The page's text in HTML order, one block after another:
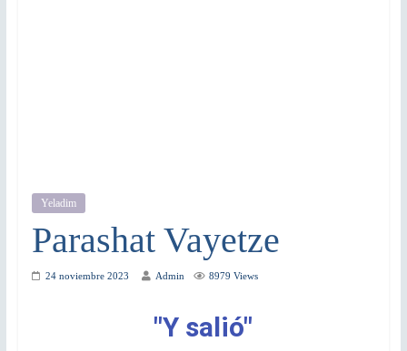
Yeladim
Parashat Vayetze
24 noviembre 2023 Admin 8979 Views
"Y salió"